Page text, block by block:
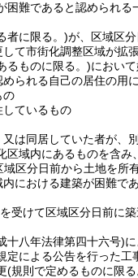
困難であると認められる
者に限る。)が、区域区分
て市街化調整区域が拡
るものに限る。)におい
られる自己の居住の用
の
ているもの
は同居していた者が
区域内にあるものを含み
域区分日前から土地を所
における建築が困難で
受けて区域区分日前に
十八年法律第四十六号)
定による公告を行った
(規則で定めるものに限